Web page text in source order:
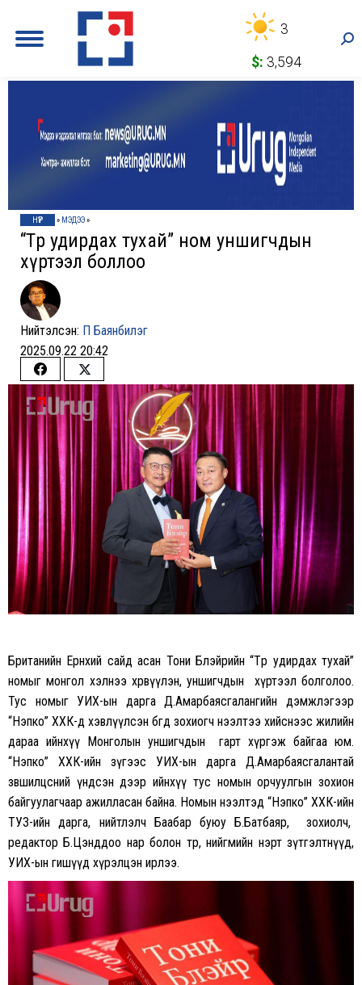
3
$: 3,594
НҮҮР » МЭДЭЭ»
“Төр удирдах тухай” ном уншигчдын
хүртээл боллоо
Нийтэлсэн: П Баянбилэг
2025.09.22 20:42
Share
on
Facebook
Share
on
Twitter
Британийн Ерөнхий сайд асан Тони Блэйрийн “Төр удирдах тухай”
номыг монгол хэлнээ хөрвүүлэн, уншигчдын хүртээл болголоо.
Тус номыг УИХ-ын дарга Д.Амарбаясгалангийн дэмжлэгээр
“Нэпко” ХХК-д хэвлүүлсэн бөгөөд зохиогч нээлтээ хийснээс жилийн
дараа ийнхүү Монголын уншигчдын гарт хүргэж байгаа юм.
“Нэпко” ХХК-ийн зүгээс УИХ-ын дарга Д.Амарбаясгалантай
зөвшилцсөний үндсэн дээр ийнхүү тус номын орчуулгын зохион
байгуулагчаар ажилласан байна. Номын нээлтэд “Нэпко” ХХК-ийн
ТУЗ-ийн дарга, нийтлэлч Баабар буюу Б.Батбаяр, зохиолч,
редактор Б.Цэнддоо нар болон төр, нийгмийн нэрт зүтгэлтнүүд,
УИХ-ын гишүүд хүрэлцэн ирлээ.